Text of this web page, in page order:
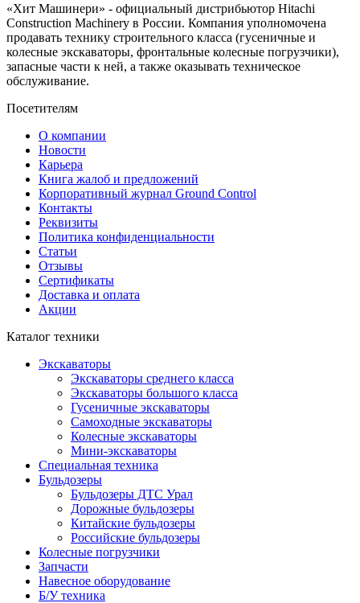
«Хит Машинери» - официальный дистрибьютор Hitachi
Construction Machinery в России. Компания уполномочена
продавать технику строительного класса (гусеничные и
колесные экскаваторы, фронтальные колесные погрузчики),
запасные части к ней, а также оказывать техническое
обслуживание.
Посетителям
О компании
Новости
Карьера
Книга жалоб и предложений
Корпоративный журнал Ground Control
Контакты
Реквизиты
Политика конфиденциальности
Статьи
Отзывы
Сертификаты
Доставка и оплата
Акции
Каталог техники
Экскаваторы
Экскаваторы среднего класса
Экскаваторы большого класса
Гусеничные экскаваторы
Самоходные экскаваторы
Колесные экскаваторы
Мини-экскаваторы
Специальная техника
Бульдозеры
Бульдозеры ДТС Урал
Дорожные бульдозеры
Китайские бульдозеры
Российские бульдозеры
Колесные погрузчики
Запчасти
Навесное оборудование
Б/У техника